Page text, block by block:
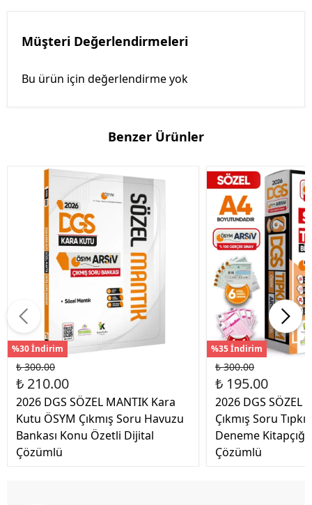
Müşteri Değerlendirmeleri
Bu ürün için değerlendirme yok
Benzer Ürünler
%30 İndirim
₺ 300.00
₺ 210.00
2026 DGS SÖZEL MANTIK Kara
Kutu ÖSYM Çıkmış Soru Havuzu
Bankası Konu Özetli Dijital
Çözümlü
%35 İndirim
₺ 300.00
₺ 195.00
2026 DGS SÖZEL
Çıkmış Soru Tıpkı
Deneme
Çözümlü